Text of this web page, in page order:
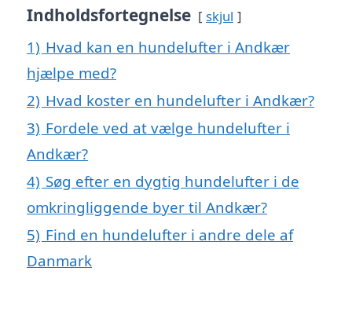
Indholdsfortegnelse skjul
1) Hvad kan en hundelufter i Andkær
hjælpe med?
2) Hvad koster en hundelufter i Andkær?
3) Fordele ved at vælge hundelufter i
Andkær?
4) Søg efter en dygtig hundelufter i de
omkringliggende byer til Andkær?
5) Find en hundelufter i andre dele af
Danmark